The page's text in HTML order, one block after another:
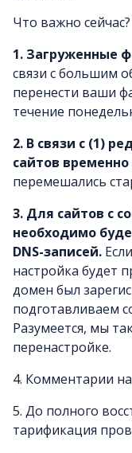
Что важно сейчас?
1. Загруженные
связи с большим
перенести ваши
течение
2. В связи с (1)
сайтов
перемешались
3. Для сайтов с
необходимо
DNS-записей.
настройка будет
домен был
подготавливаем
Разумеется, мы
перенастройке.
4. Комментарии
5. До полного
тарификация